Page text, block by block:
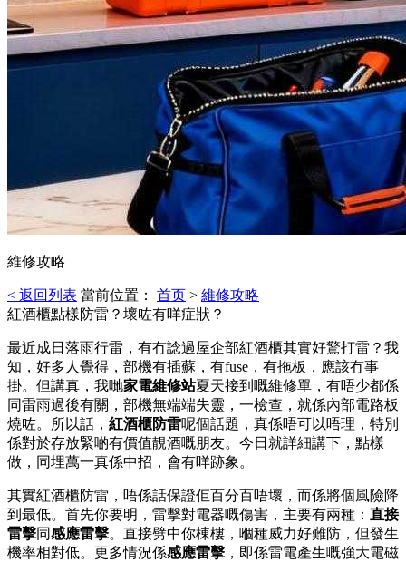
維修攻略
< 返回列表 當前位置： 首页 > 維修攻略
紅酒櫃點樣防雷？壞咗有咩症狀？
最近成日落雨行雷，有冇諗過屋企部紅酒櫃其實好驚打雷？我
知，好多人覺得，部機有插蘇，有fuse，有拖板，應該冇事
掛。但講真，我哋家電維修站夏天接到嘅維修單，有唔少都係
同雷雨過後有關，部機無端端失靈，一檢查，就係內部電路板
燒咗。所以話， 紅酒櫃防雷呢個話題，真係唔可以唔理，特別
係對於存放緊啲有價值靚酒嘅朋友。今日就詳細講下，點樣
做，同埋萬一真係中招，會有咩跡象。
其實紅酒櫃防雷，唔係話保證佢百分百唔壞，而係將個風險降
到最低。首先你要明，雷擊對電器嘅傷害，主要有兩種： 直接
雷擊同感應雷擊。直接劈中你棟樓，嗰種威力好難防，但發生
機率相對低。更多情況係感應雷擊 ，即係雷電產生嘅強大電磁